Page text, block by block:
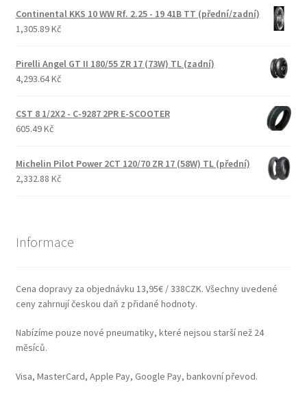
Continental KKS 10 WW Rf. 2.25 - 19 41B TT (přední/zadní)
1,305.89 Kč
Pirelli Angel GT II 180/55 ZR 17 (73W) TL (zadní)
4,293.64 Kč
CST 8 1/2X2 - C-9287 2PR E-SCOOTER
605.49 Kč
Michelin Pilot Power 2CT 120/70 ZR 17 (58W) TL (přední)
2,332.88 Kč
Informace
Cena dopravy za objednávku 13,95€ / 338CZK. Všechny uvedené
ceny zahrnují českou daň z přidané hodnoty.
Nabízíme pouze nové pneumatiky, které nejsou starší než 24
měsíců.
Visa, MasterCard, Apple Pay, Google Pay, bankovní převod.